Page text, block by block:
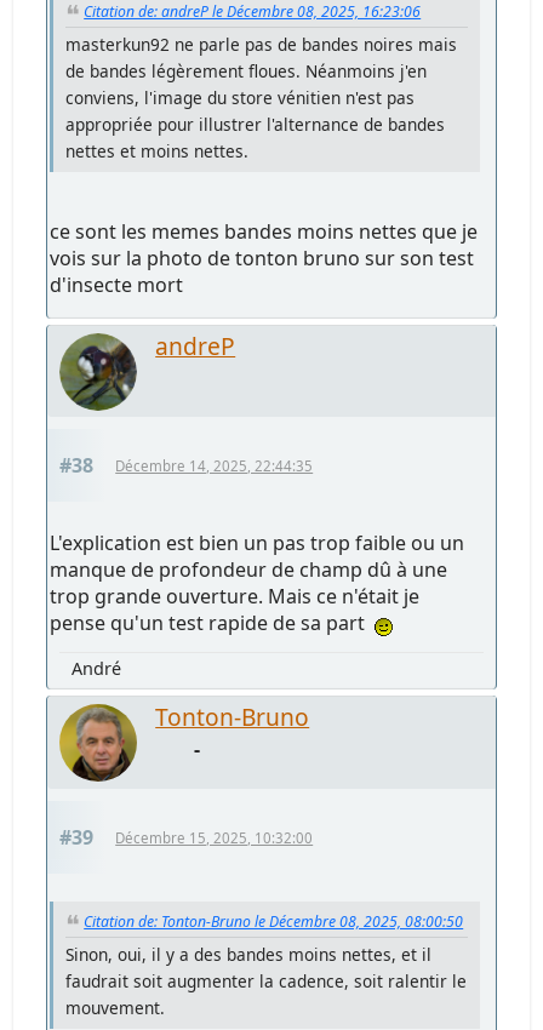
Citation de: andreP le Décembre 08, 2025, 16:23:06
masterkun92 ne parle pas de bandes noires mais
de bandes légèrement floues. Néanmoins j'en
conviens, l'image du store vénitien n'est pas
appropriée pour illustrer l'alternance de bandes
nettes et moins nettes.
ce sont les memes bandes moins nettes que je
vois sur la photo de tonton bruno sur son test
d'insecte mort
andreP
#38 Décembre 14, 2025, 22:44:35
L'explication est bien un pas trop faible ou un
manque de profondeur de champ dû à une
trop grande ouverture. Mais ce n'était je
pense qu'un test rapide de sa part
André
Tonton-Bruno
-
#39 Décembre 15, 2025, 10:32:00
Citation de: Tonton-Bruno le Décembre 08, 2025, 08:00:50
Sinon, oui, il y a des bandes moins nettes, et il
faudrait soit augmenter la cadence, soit ralentir le
mouvement.